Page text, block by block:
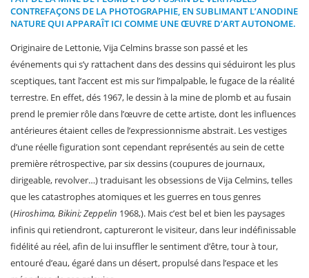
CONTREFAÇONS DE LA PHOTOGRAPHIE, EN SUBLIMANT L’ANODINE
NATURE QUI APPARAÎT ICI COMME UNE ŒUVRE D’ART AUTONOME.
Originaire de Lettonie, Vija Celmins brasse son passé et les
événements qui s’y rattachent dans des dessins qui séduiront les plus
sceptiques, tant l’accent est mis sur l’impalpable, le fugace de la réalité
terrestre. En effet, dés 1967, le dessin à la mine de plomb et au fusain
prend le premier rôle dans l’œuvre de cette artiste, dont les influences
antérieures étaient celles de l’expressionnisme abstrait. Les vestiges
d’une réelle figuration sont cependant représentés au sein de cette
première rétrospective, par six dessins (coupures de journaux,
dirigeable, revolver…) traduisant les obsessions de Vija Celmins, telles
que les catastrophes atomiques et les guerres en tous genres
(Hiroshima, Bikini; Zeppelin 1968,). Mais c’est bel et bien les paysages
infinis qui retiendront, captureront le visiteur, dans leur indéfinissable
fidélité au réel, afin de lui insuffler le sentiment d’être, tour à tour,
entouré d’eau, égaré dans un désert, propulsé dans l’espace et les